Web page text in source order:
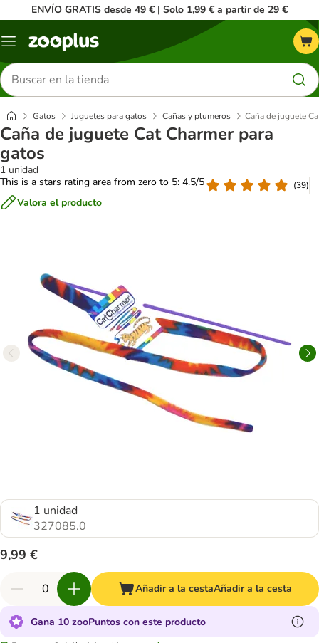
ENVÍO GRATIS desde 49 € | Solo 1,99 € a partir de 29 €
Menú
Buscar
productos
Gatos Juguetes para gatos Cañas y plumeros Caña de juguete
Caña de juguete Cat Charmer para
gatos
1 unidad
This is a stars rating area from zero to 5: 4.5/5
(39)
Valora el producto
1 unidad
327085.0
9,99 €
Añadir a la cestaAñadir a la cesta
Gana 10 zooPuntos con este producto